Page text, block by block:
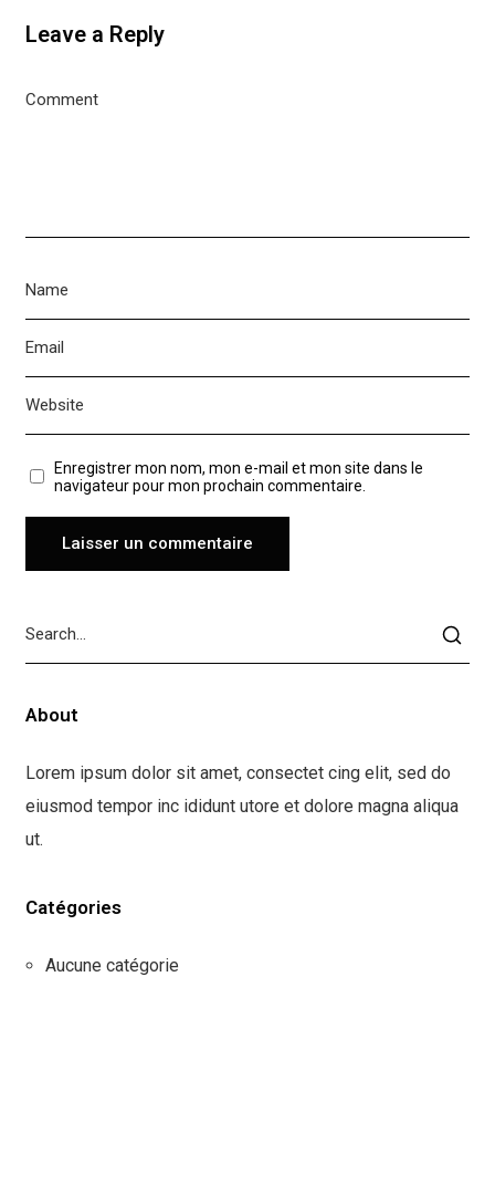
Leave a Reply
Enregistrer mon nom, mon e-mail et mon site dans le
navigateur pour mon prochain commentaire.
About
Lorem ipsum dolor sit amet, consectet cing elit, sed do
eiusmod tempor inc ididunt utore et dolore magna aliqua
ut.
Catégories
Aucune catégorie